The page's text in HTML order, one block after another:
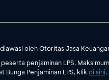
oleh Otoritas Jasa
penjaminan LPS.
Bunga Penjaminan LPS, klik di sini.